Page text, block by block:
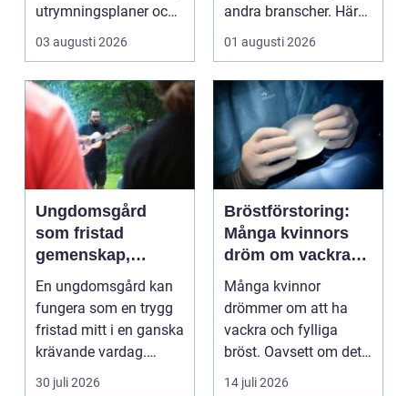
utrymningsplaner och
röda brandsläckare på
vägga...
03 augusti 2026
andra branscher. Här
påverkar varje bes...
01 augusti 2026
Ungdomsgård
som fristad
gemenskap,
trygghet och
växande
En ungdomsgård kan
fungera som en trygg
fristad mitt i en ganska
krävande vardag.
Skola, sociala med...
30 juli 2026
Bröstförstoring:
Många kvinnors
dröm om vackra
bröst
Många kvinnor
drömmer om att ha
vackra och fylliga
bröst. Oavsett om det
är f&o...
14 juli 2026